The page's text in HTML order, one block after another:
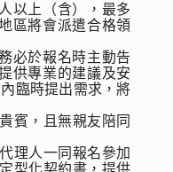
以上（含），最多
區將會派遣合格領
必於報名時主動告
供專業的建議及安
臨時提出需求，將
賓，且無親友陪同
理人一同報名參加
型化契約書，提供